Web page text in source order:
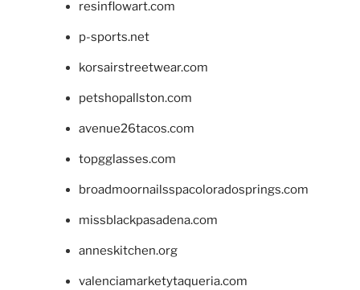
resinflowart.com
p-sports.net
korsairstreetwear.com
petshopallston.com
avenue26tacos.com
topgglasses.com
broadmoornailsspacoloradosprings.com
missblackpasadena.com
anneskitchen.org
valenciamarketytaqueria.com